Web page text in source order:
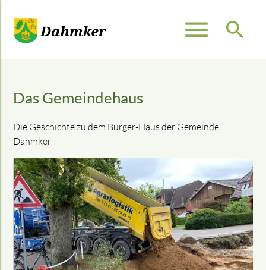
menu search
Suchbegriffe
Das Gemeindehaus
Die Geschichte zu dem Bürger-Haus der Gemeinde
Dahmker